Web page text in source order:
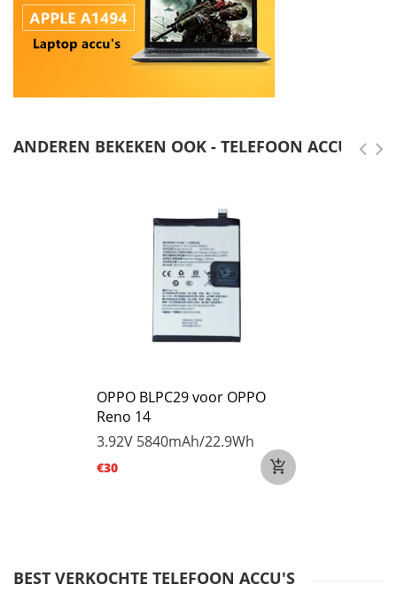
ANDEREN BEKEKEN OOK - TELEFOON ACCU'S
OPPO BLPC29 voor OPPO
Reno 14
3.92V 5840mAh/22.9Wh
€30
BEST VERKOCHTE TELEFOON ACCU'S